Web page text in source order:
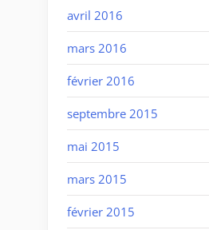
avril 2016
mars 2016
février 2016
septembre 2015
mai 2015
mars 2015
février 2015